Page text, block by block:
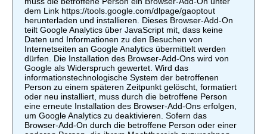
dem Link https://tools.google.com/dlpage/gaoptout
herunterladen und installieren. Dieses Browser-Add-On
teilt Google Analytics über JavaScript mit, dass keine
Daten und Informationen zu den Besuchen von
Internetseiten an Google Analytics übermittelt werden
dürfen. Die Installation des Browser-Add-Ons wird von
Google als Widerspruch gewertet. Wird das
informationstechnologische System der betroffenen
Person zu einem späteren Zeitpunkt gelöscht, formatiert
oder neu installiert, muss durch die betroffene Person
eine erneute Installation des Browser-Add-Ons erfolgen,
um Google Analytics zu deaktivieren. Sofern das
Browser-Add-On durch die betroffene Person oder einer